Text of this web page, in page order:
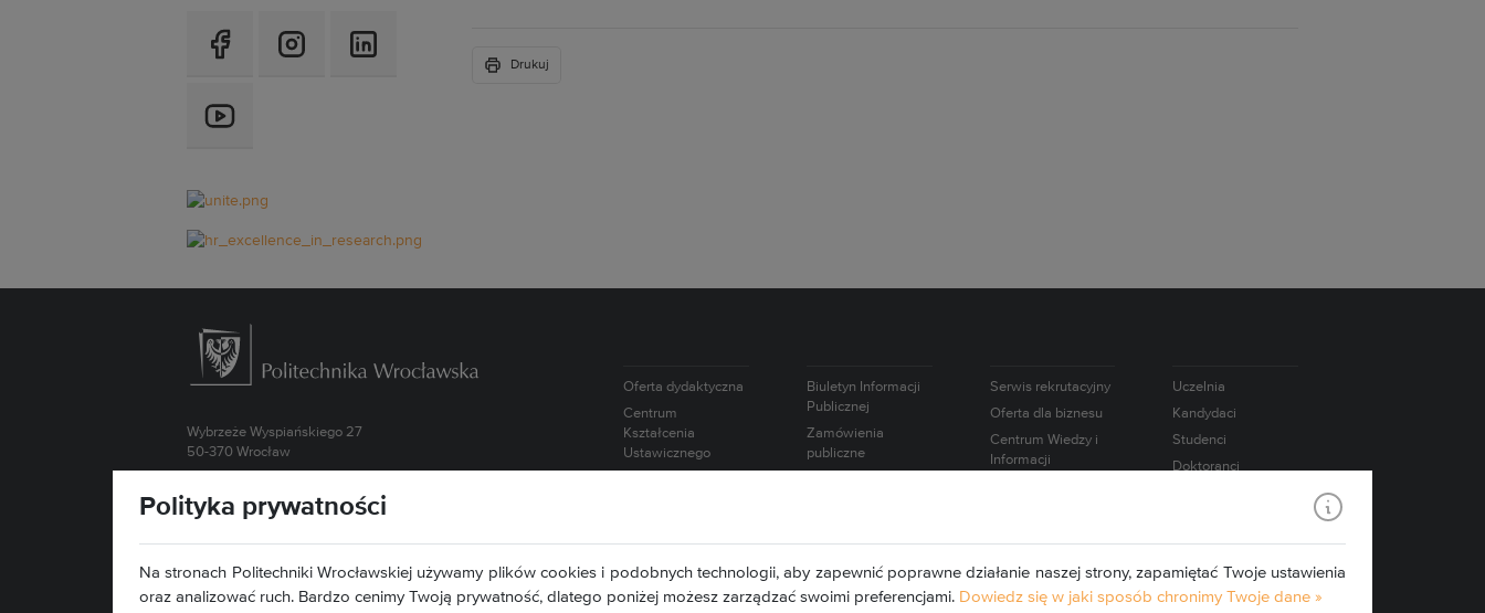
Drukuj
Wybrzeże Wyspiańskiego 27
50-370 Wrocław
Kontakt »
Mapa serwisu »
Znajdź nas:
Oferta dydaktyczna
Centrum
Kształcenia
Ustawicznego
Humanistycznych i
Społecznych
Studium
Biuletyn Informacji
Publicznej
Zamówienia
publiczne
Naukowca
Serwis rekrutacyjny
Oferta dla biznesu
Centrum Wiedzy i
Informacji
międzynarodowa
Konsorcjum IATI
Edukacja.CL
Uczelnia
Kandydaci
Studenci
Doktoranci
Badania
Media
Polityka prywatności
Na stronach Politechniki Wrocławskiej używamy plików cookies i podobnych technologii, aby zapewnić poprawne działanie naszej strony, zapamiętać Twoje ustawienia
oraz analizować ruch. Bardzo cenimy Twoją prywatność, dlatego poniżej możesz zarządzać swoimi preferencjami. Dowiedz się w jaki sposób chronimy Twoje dane »